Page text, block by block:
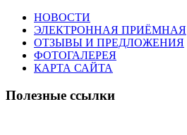
НОВОСТИ
ЭЛЕКТРОННАЯ ПРИЁМНАЯ
ОТЗЫВЫ И ПРЕДЛОЖЕНИЯ
ФОТОГАЛЕРЕЯ
КАРТА САЙТА
Полезные ссылки